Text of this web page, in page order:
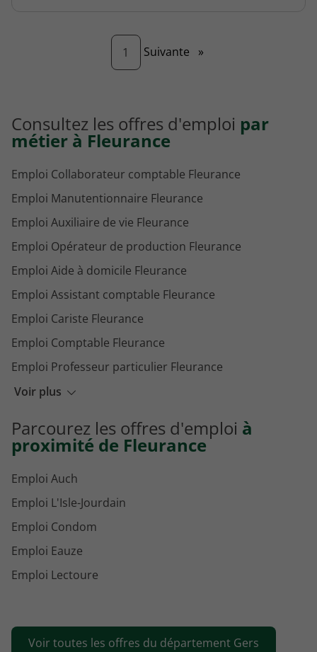
1 Page
Suivante »
Consultez les offres d'emploi par
métier à Fleurance
Voir plus
Emploi Collaborateur comptable Fleurance
Emploi Manutentionnaire Fleurance
Emploi Auxiliaire de vie Fleurance
Emploi Opérateur de production Fleurance
Emploi Aide à domicile Fleurance
Emploi Assistant comptable Fleurance
Emploi Cariste Fleurance
Emploi Comptable Fleurance
Emploi Professeur particulier Fleurance
Emploi Kinésithérapeute Fleurance
Emploi Baby sitter Fleurance
Parcourez les offres d'emploi à
proximité de Fleurance
Emploi Auch
Emploi L'Isle-Jourdain
Emploi Condom
Emploi Eauze
Emploi Lectoure
Voir toutes les offres du département Gers